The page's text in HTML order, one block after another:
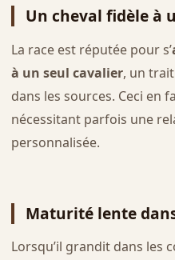
Un cheval fidèle à
La race est réputée pour s’
à un seul cavalier, un
dans les sources. Ceci en
nécessitant parfois une
personnalisée.
Maturité lente
Lorsqu’il grandit dans les